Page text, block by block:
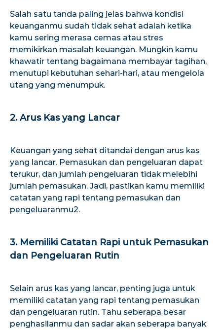
Salah satu tanda paling jelas bahwa kondisi
keuanganmu sudah tidak sehat adalah ketika
kamu sering merasa cemas atau stres
memikirkan masalah keuangan. Mungkin kamu
khawatir tentang bagaimana membayar tagihan,
menutupi kebutuhan sehari-hari, atau mengelola
utang yang menumpuk.
2. Arus Kas yang Lancar
Keuangan yang sehat ditandai dengan arus kas
yang lancar. Pemasukan dan pengeluaran dapat
terukur, dan jumlah pengeluaran tidak melebihi
jumlah pemasukan. Jadi, pastikan kamu memiliki
catatan yang rapi tentang pemasukan dan
pengeluaranmu2.
3. Memiliki Catatan Rapi untuk Pemasukan
dan Pengeluaran Rutin
Selain arus kas yang lancar, penting juga untuk
memiliki catatan yang rapi tentang pemasukan
dan pengeluaran rutin. Tahu seberapa besar
penghasilanmu dan sadar akan seberapa banyak